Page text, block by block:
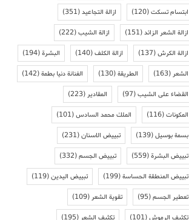
ابتسام تسكت(120) ازالة التجاعيد(351)
ازالة الشعر الزائد(151) ازالة الشيب(222)
ازالة الكرش(137) ازالة الكلف(140) البشرة(194)
الشعر(163) الطريقة(130) الفنانة دنيا بطمة(142)
القضاء على الشيب(97) المقادير(223)
المكونات(116) الملك محمد السادس(101)
بسمة بوسيل(139) تبييض الاسنان(231)
تبييض البشرة(559) تبييض الجسم(332)
تبييض المنطقة الحساسة(199) تبييض اليدين(119)
تعطير الجسم(95) تقوية الشعر(109)
تكثيف الرموش(101) تكثيف الشعر (195)